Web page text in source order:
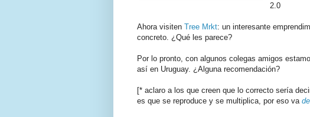
2.0
Ahora visiten Tree Mrkt: un interesante
concreto. ¿Qué les parece?
Por lo pronto, con algunos colegas amigos
así en Uruguay. ¿Alguna recomendación?
[* aclaro a los que creen que lo correcto sería
es que se reproduce y se multiplica, por eso va